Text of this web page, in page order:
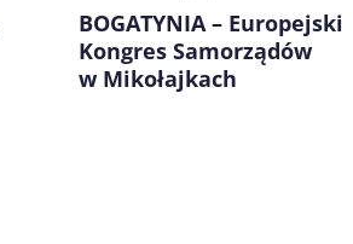
BOGATYNIA – Europejski
Kongres Samorządów
w Mikołajkach